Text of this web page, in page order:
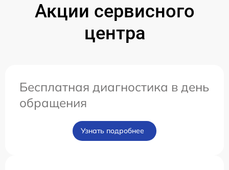
Акции сервисного
центра
Бесплатная диагностика в день
обращения
Узнать подробнее